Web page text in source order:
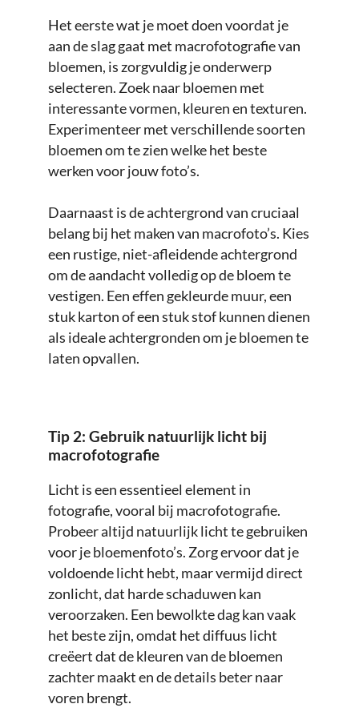
Het eerste wat je moet doen voordat je
aan de slag gaat met macrofotografie van
bloemen, is zorgvuldig je onderwerp
selecteren. Zoek naar bloemen met
interessante vormen, kleuren en texturen.
Experimenteer met verschillende soorten
bloemen om te zien welke het beste
werken voor jouw foto’s.
Daarnaast is de achtergrond van cruciaal
belang bij het maken van macrofoto’s. Kies
een rustige, niet-afleidende achtergrond
om de aandacht volledig op de bloem te
vestigen. Een effen gekleurde muur, een
stuk karton of een stuk stof kunnen dienen
als ideale achtergronden om je bloemen te
laten opvallen.
Tip 2: Gebruik natuurlijk licht bij
macrofotografie
Licht is een essentieel element in
fotografie, vooral bij macrofotografie.
Probeer altijd natuurlijk licht te gebruiken
voor je bloemenfoto’s. Zorg ervoor dat je
voldoende licht hebt, maar vermijd direct
zonlicht, dat harde schaduwen kan
veroorzaken. Een bewolkte dag kan vaak
het beste zijn, omdat het diffuus licht
creëert dat de kleuren van de bloemen
zachter maakt en de details beter naar
voren brengt.